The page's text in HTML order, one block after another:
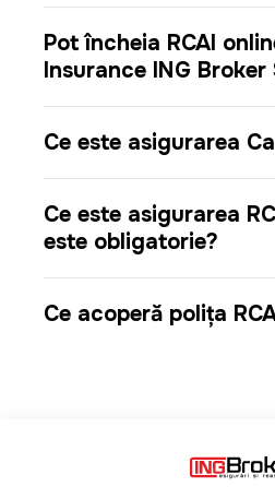
Pot încheia RCAI
Insurance ING Broker
Ce este asigurarea
Ce este asigurarea
este obligatorie?
Ce acoperă polița